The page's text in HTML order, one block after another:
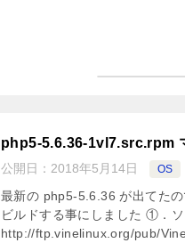
php5-5.6.36-1vl7.src.rpm
公開日： 2018年5月14日 OS
最新の php5-5.6.36 が出てた
ビルドする事にしました ①．
http://ftp.vinelinux.org/pub/